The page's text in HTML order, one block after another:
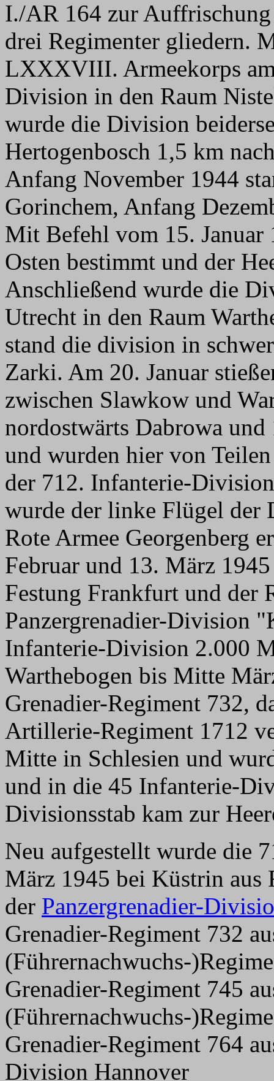
I./AR 164 zur
drei Regimenter gliedern.
LXXXVIII. Armeekorps
Division in den Raum
wurde die Division
Hertogenbosch 1,5 km
Anfang November 1944
Gorinchem, Anfang
Mit Befehl vom 15.
Osten bestimmt und der
Anschließend wurde die
Utrecht in den Raum
stand die division in
Zarki. Am 20. Januar
zwischen Slawkow und
nordostwärts Dabrowa
und wurden hier von
der 712. Infanterie-
wurde der linke Flügel der
Rote Armee Georgenberg
Februar und 13. März
Festung Frankfurt und der
Panzergrenadier-Division
Infanterie-Division 2.000
Warthebogen bis Mitte
Grenadier-Regiment 732,
Artillerie-Regiment 1712
Mitte in Schlesien und
und in die 45 Infanterie-
Divisionsstab kam zur
Neu aufgestellt wurde die
März 1945 bei Küstrin aus
der Panzergrenadier-
Grenadier-Regiment 732
(Führernachwuchs-
Grenadier-Regiment 745
(Führernachwuchs-
Grenadier-Regiment 764
Division Hannover